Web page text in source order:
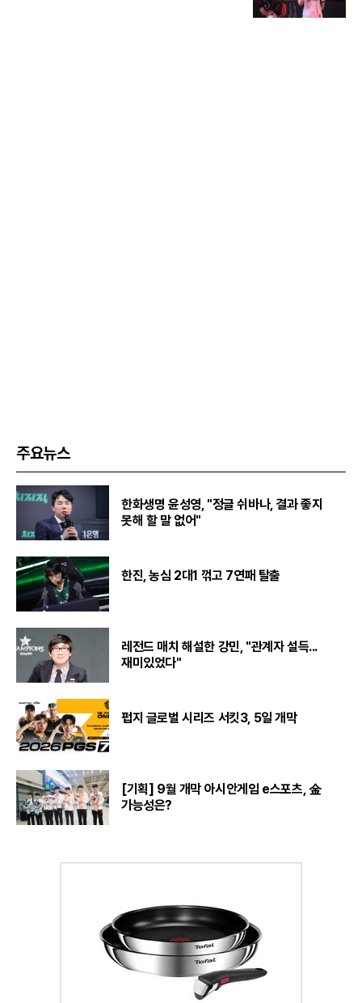
주요뉴스
한화생명 윤성영, "정글 쉬바나, 결과 좋지
못해 할 말 없어"
한진, 농심 2대1 꺾고 7연패 탈출
레전드 매치 해설한 강민, "관계자 설득...
재미있었다"
펍지 글로벌 시리즈 서킷3, 5일 개막
[기획] 9월 개막 아시안게임 e스포츠, 金
가능성은?